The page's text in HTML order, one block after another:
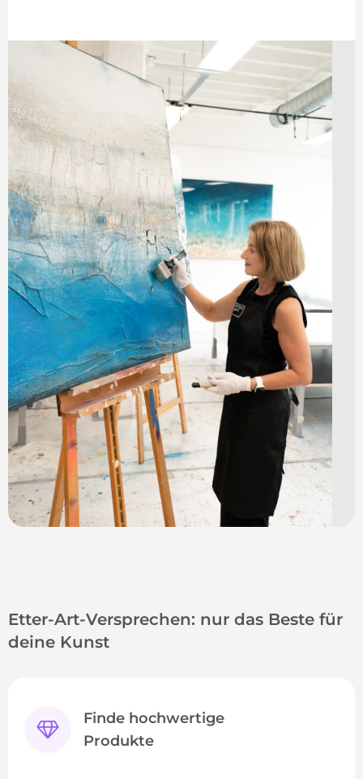
Etter-Art-Versprechen: nur das Beste für
deine Kunst
Finde hochwertige
Produkte